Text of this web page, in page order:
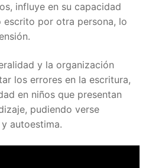
influye en su capacidad
por otra persona, lo
y la organización
los errores en la escritura,
en niños que presentan
pudiendo verse
autoestima.